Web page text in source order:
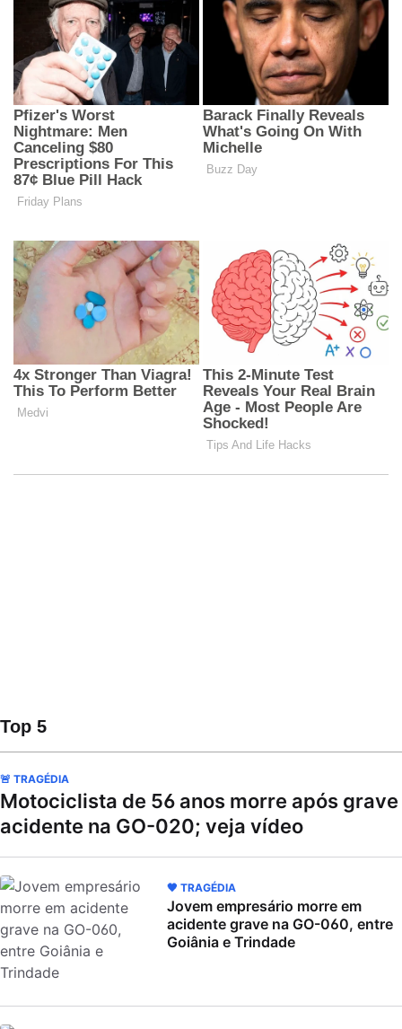
Top 5
🚨 TRAGÉDIA
Motociclista de 56 anos morre após grave
acidente na GO-020; veja vídeo
🖤 TRAGÉDIA
Jovem empresário morre em
acidente grave na GO-060, entre
Goiânia e Trindade